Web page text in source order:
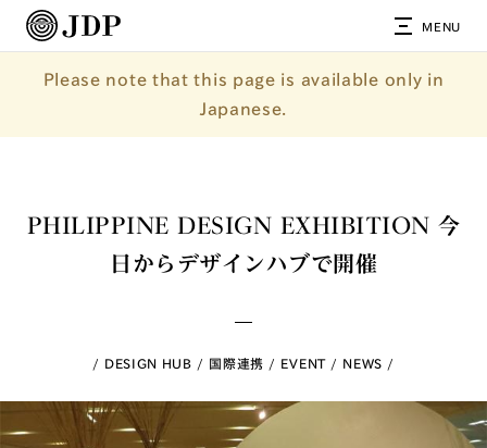
MENU
Please note that this page is available only in
Japanese.
PHILIPPINE DESIGN EXHIBITION 今
日からデザインハブで開催
DESIGN HUB 国際連携 EVENT NEWS